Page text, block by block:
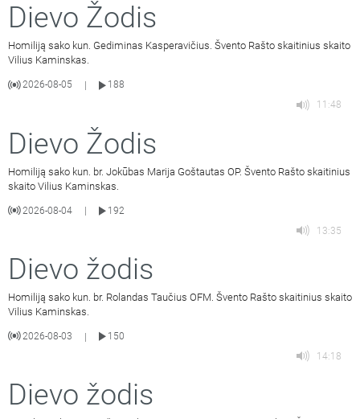
Dievo Žodis
Homiliją sako kun. Gediminas Kasperavičius. Švento Rašto skaitinius skaito
Vilius Kaminskas.
2026-08-05
188
11:48
Dievo Žodis
Homiliją sako kun. br. Jokūbas Marija Goštautas OP. Švento Rašto skaitinius
skaito Vilius Kaminskas.
2026-08-04
192
13:35
Dievo žodis
Homiliją sako kun. br. Rolandas Taučius OFM. Švento Rašto skaitinius skaito
Vilius Kaminskas.
2026-08-03 |
150
14:18
Dievo žodis